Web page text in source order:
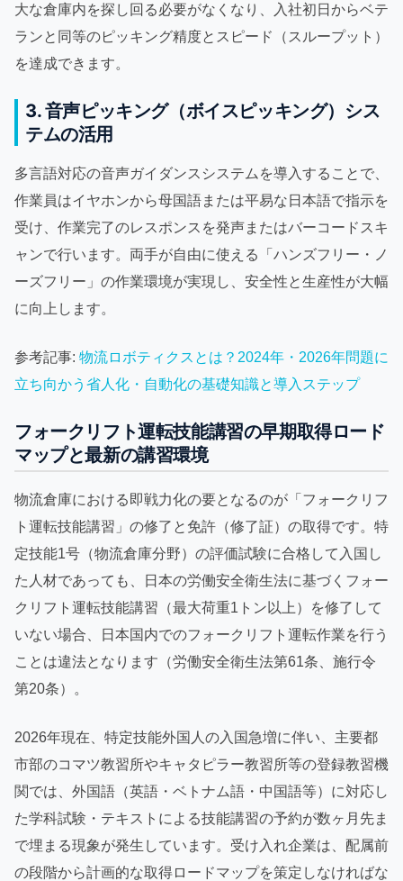
大な倉庫内を探し回る必要がなくなり、入社初日からベテ
ランと同等のピッキング精度とスピード（スループット）
を達成できます。
3. 音声ピッキング（ボイスピッキング）シス
テムの活用
多言語対応の音声ガイダンスシステムを導入することで、
作業員はイヤホンから母国語または平易な日本語で指示を
受け、作業完了のレスポンスを発声またはバーコードスキ
ャンで行います。両手が自由に使える「ハンズフリー・ノ
ーズフリー」の作業環境が実現し、安全性と生産性が大幅
に向上します。
参考記事: 物流ロボティクスとは？2024年・2026年問題に
立ち向かう省人化・自動化の基礎知識と導入ステップ
フォークリフト運転技能講習の早期取得ロード
マップと最新の講習環境
物流倉庫における即戦力化の要となるのが「フォークリフ
ト運転技能講習」の修了と免許（修了証）の取得です。特
定技能1号（物流倉庫分野）の評価試験に合格して入国し
た人材であっても、日本の労働安全衛生法に基づくフォー
クリフト運転技能講習（最大荷重1トン以上）を修了して
いない場合、日本国内でのフォークリフト運転作業を行う
ことは違法となります（労働安全衛生法第61条、施行令
第20条）。
2026年現在、特定技能外国人の入国急増に伴い、主要都
市部のコマツ教習所やキャタピラー教習所等の登録教習機
関では、外国語（英語・ベトナム語・中国語等）に対応し
た学科試験・テキストによる技能講習の予約が数ヶ月先ま
で埋まる現象が発生しています。受け入れ企業は、配属前
の段階から計画的な取得ロードマップを策定しなければな